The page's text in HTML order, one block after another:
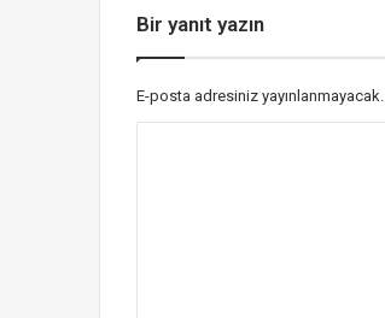
Bir yanıt yazın
E-posta adresiniz yayınlanmayacak.